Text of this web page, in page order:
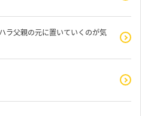
ラ父親の元に置いていくのが気